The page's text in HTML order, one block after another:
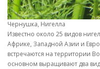
Чернушка, Нигелла
Известно около 25 видов
Африке, Западной Азии и
встречаются на территории
основном выращивают два